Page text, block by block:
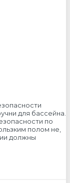
для бассейна.
по
полом не,
должны